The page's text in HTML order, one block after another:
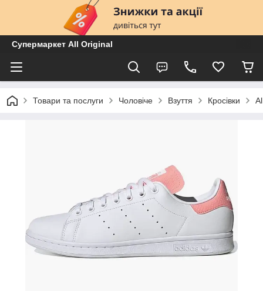
Супермаркет All Original
Товари та послуги Чоловіче Взуття Кросівки